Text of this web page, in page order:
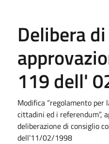
Delibera di
119 dell'
Modifica “regolamento per
cittadini ed i referendum”,
deliberazione di consiglio
dell’11/02/1998